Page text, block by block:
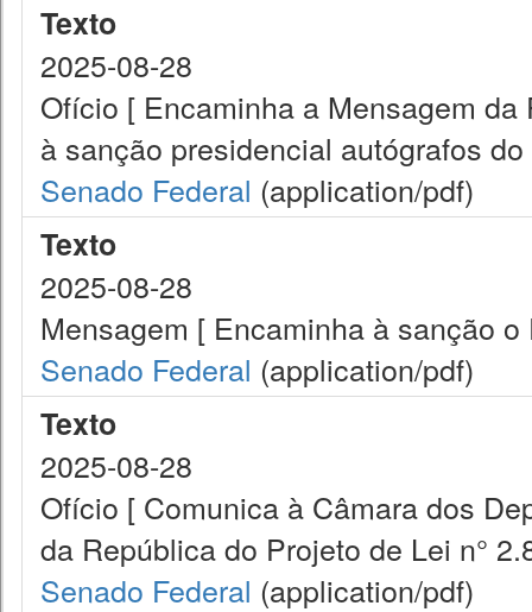
Texto
2025-08-28
Ofício [ Encaminha a Mensagem
à sanção presidencial autógrafos
Senado Federal (application/pdf)
Texto
2025-08-28
Mensagem [ Encaminha à sanção
Senado Federal (application/pdf)
Texto
2025-08-28
Ofício [ Comunica à Câmara dos
da República do Projeto de Lei n°
Senado Federal (application/pdf)